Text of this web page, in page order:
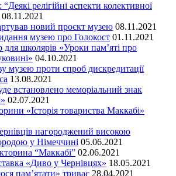
релігійні аспекти колективної
08.11.2021
новий проєкт музею 08.11.2021
музею про Голокост 01.11.2021
школярів «Уроки пам’яті про
04.10.2021
музею проти спроб дискредитації
13.08.2021
встановлено меморіальний знак
02.07.2021
«Історія товариства Маккабі»
нагороджений високою
у Німеччині 05.06.2021
“Маккабі” 02.06.2021
«Диво у Чернівцях» 18.05.2021
пам’ятати» триває 28.04.2021